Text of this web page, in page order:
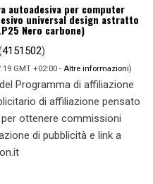
autoadesiva per computer
universal design astratto
Nero carbone)
4151502)
GMT +02:00 - Altre informazioni)
Programma di affiliazione
di affiliazione pensato
ottenere commissioni
di pubblicità e link a